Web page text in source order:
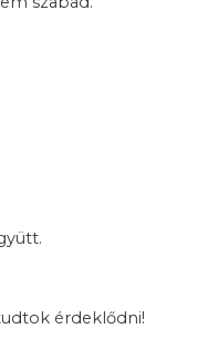
érdeklődni!